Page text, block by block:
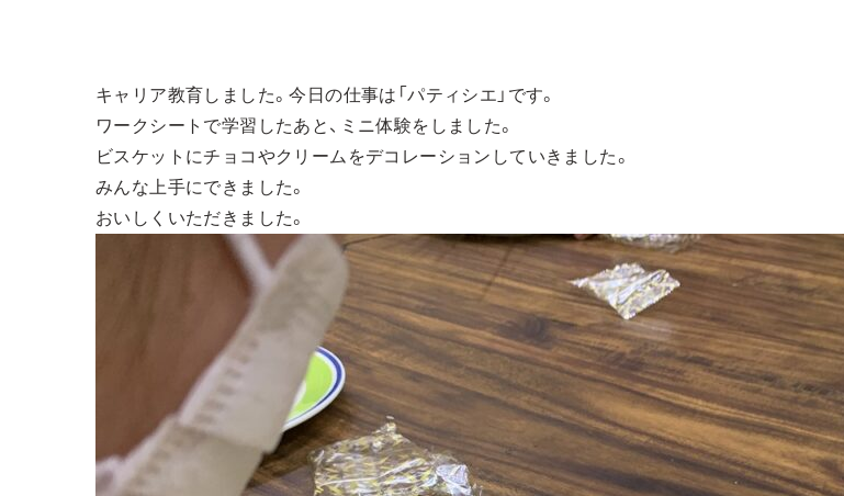
キャリア教育しました。今日の仕事は「パティシエ」です。
ワークシートで学習したあと、ミニ体験をしました。
ビスケットにチョコやクリームをデコレーションしていきました。
みんな上手にできました。
おいしくいただきました。